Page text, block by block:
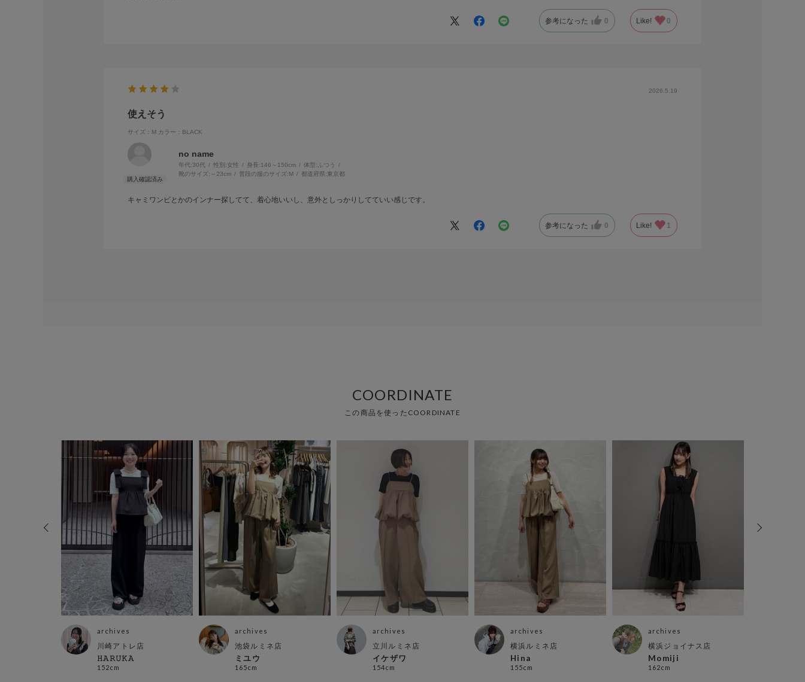
参考になった 0 Like! 0
2026.5.19
使えそう
サイズ：M カラー：BLACK
no name
年代:30代 性別:女性 身長:146～150cm 体型: ふつう
靴のサイズ: ～23cm 普段の服のサイズ:M 都道府県:東京都
キャミワンピとかのインナー探してて、着心地いいし、意外としっかりしてていい感じです。
参考になった 0 Like! 1
COORDINATE
この商品を使ったCOORDINATE
archives
川崎アトレ店
𝙷𝙰𝚁𝚄𝙺𝙰
152cm
archives
池袋ルミネ店
ミユウ
165cm
archives
立川ルミネ店
イケザワ
154cm
archives
横浜ルミネ店
Hina
155cm
archives
横浜ジョイナス店
Momiji
162cm